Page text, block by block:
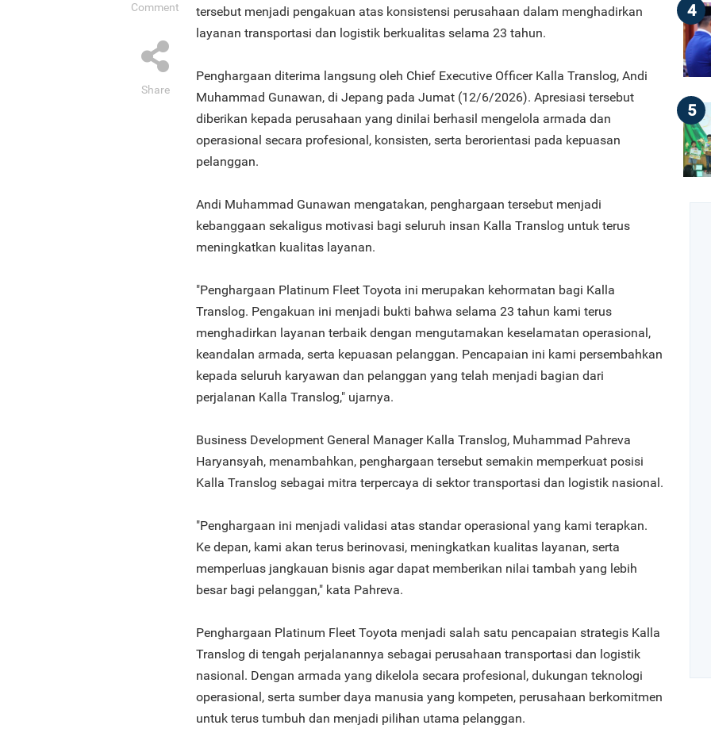
Comment
Share
tersebut menjadi pengakuan atas konsistensi perusahaan dalam menghadirkan
layanan transportasi dan logistik berkualitas selama 23 tahun.
Penghargaan diterima langsung oleh Chief Executive Officer Kalla Translog, Andi
Muhammad Gunawan, di Jepang pada Jumat (12/6/2026). Apresiasi tersebut
diberikan kepada perusahaan yang dinilai berhasil mengelola armada dan
operasional secara profesional, konsisten, serta berorientasi pada kepuasan
pelanggan.
Andi Muhammad Gunawan mengatakan, penghargaan tersebut menjadi
kebanggaan sekaligus motivasi bagi seluruh insan Kalla Translog untuk terus
meningkatkan kualitas layanan.
"Penghargaan Platinum Fleet Toyota ini merupakan kehormatan bagi Kalla
Translog. Pengakuan ini menjadi bukti bahwa selama 23 tahun kami terus
menghadirkan layanan terbaik dengan mengutamakan keselamatan operasional,
keandalan armada, serta kepuasan pelanggan. Pencapaian ini kami persembahkan
kepada seluruh karyawan dan pelanggan yang telah menjadi bagian dari
perjalanan Kalla Translog," ujarnya.
Business Development General Manager Kalla Translog, Muhammad Pahreva
Haryansyah, menambahkan, penghargaan tersebut semakin memperkuat posisi
Kalla Translog sebagai mitra terpercaya di sektor transportasi dan logistik nasional.
"Penghargaan ini menjadi validasi atas standar operasional yang kami terapkan.
Ke depan, kami akan terus berinovasi, meningkatkan kualitas layanan, serta
memperluas jangkauan bisnis agar dapat memberikan nilai tambah yang lebih
besar bagi pelanggan," kata Pahreva.
Penghargaan Platinum Fleet Toyota menjadi salah satu pencapaian strategis Kalla
Translog di tengah perjalanannya sebagai perusahaan transportasi dan logistik
nasional. Dengan armada yang dikelola secara profesional, dukungan teknologi
operasional, serta sumber daya manusia yang kompeten, perusahaan berkomitmen
untuk terus tumbuh dan menjadi pilihan utama pelanggan.
4
5